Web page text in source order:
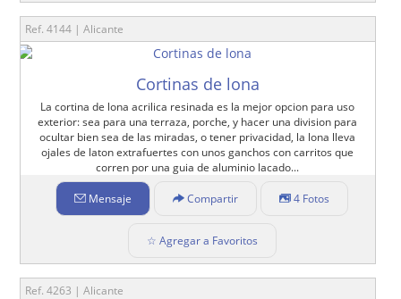
Ref. 4144 | Alicante
Cortinas de lona
La cortina de lona acrilica resinada es la mejor opcion para uso
exterior: sea para una terraza, porche, y hacer una division para
ocultar bien sea de las miradas, o tener privacidad, la lona lleva
ojales de laton extrafuertes con unos ganchos con carritos que
corren por una guia de aluminio lacado...
Mensaje Compartir 4 Fotos
☆ Agregar a Favoritos
Ref. 4263 | Alicante